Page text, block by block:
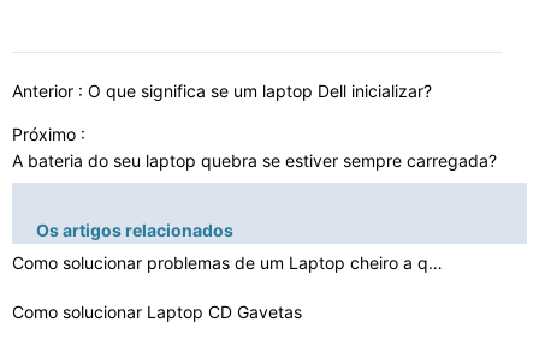
Anterior : O que significa se um laptop Dell inicializar?
Próximo :
A bateria do seu laptop quebra se estiver sempre carregada?
Os artigos relacionados
Como solucionar problemas de um Laptop cheiro a queimad…
Como solucionar Laptop CD Gavetas